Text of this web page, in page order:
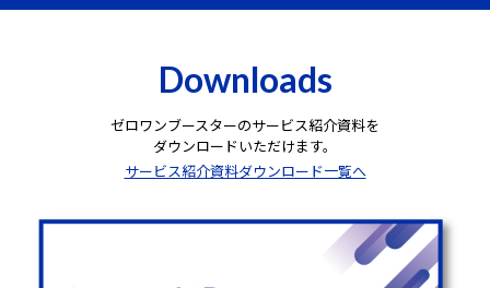
Downloads
ゼロワンブースターのサービス紹介資料を
ダウンロードいただけます。
サービス紹介資料ダウンロード一覧へ